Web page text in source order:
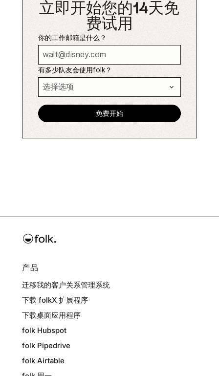
立即开始您的14天免
费试用
你的工作邮箱是什么？
有多少队友会使用folk？
产品
迁移我的客户关系管理系统
下载 folkX 扩展程序
下载桌面应用程序
folk Hubspot
folk Pipedrive
folk Airtable